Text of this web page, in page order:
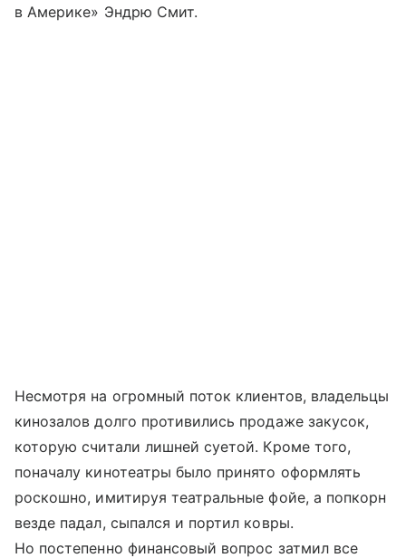
в Америке» Эндрю Смит.
Несмотря на огромный поток клиентов, владельцы
кинозалов долго противились продаже закусок,
которую считали лишней суетой. Кроме того,
поначалу кинотеатры было принято оформлять
роскошно, имитируя театральные фойе, а попкорн
везде падал, сыпался и портил ковры.
Но постепенно финансовый вопрос затмил все